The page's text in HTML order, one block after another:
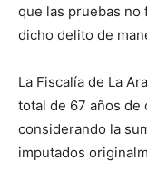
que las pruebas
dicho delito de
La Fiscalía de La
total de 67 años de
considerando la
imputados